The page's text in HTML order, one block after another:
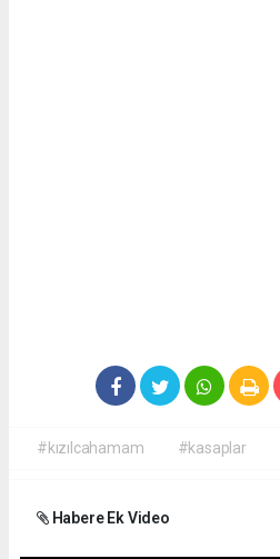
#kızılcahamam #kasaplar
Habere Ek Video